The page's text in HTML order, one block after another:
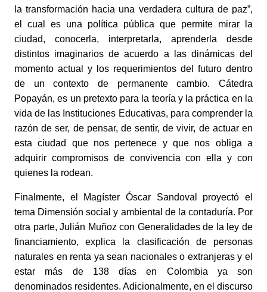
la transformación hacia una verdadera cultura de paz”,
el cual es una política pública que permite mirar la
ciudad, conocerla, interpretarla, aprenderla desde
distintos imaginarios de acuerdo a las dinámicas del
momento actual y los requerimientos del futuro dentro
de un contexto de permanente cambio. Cátedra
Popayán, es un pretexto para la teoría y la práctica en la
vida de las Instituciones Educativas, para comprender la
razón de ser, de pensar, de sentir, de vivir, de actuar en
esta ciudad que nos pertenece y que nos obliga a
adquirir compromisos de convivencia con ella y con
quienes la rodean.
Finalmente, el Magíster Óscar Sandoval proyectó el
tema Dimensión social y ambiental de la contaduría. Por
otra parte, Julián Muñoz con Generalidades de la ley de
financiamiento, explica la clasificación de personas
naturales en renta ya sean nacionales o extranjeras y el
estar más de 138 días en Colombia ya son
denominados residentes. Adicionalmente, en el discurso